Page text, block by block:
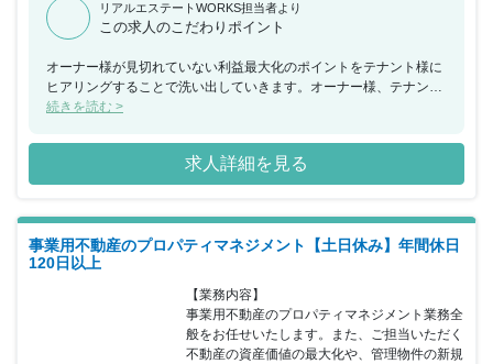
リアルエステートWORKS担当者より
この求人のこだわりポイント
オーナー様が見切れていない利益最大化のポイントをテナント様に
ヒアリングすることで洗い出していきます。オーナー様、テナント
様、両面の信頼関係がなければ本質的な悩みを解決できないため、
め、コミュニケーション能力だけではなく、短い時間の中で的確に
物事をとらえてディスカッションができるかが重要になるでしょ
う。 テナント様の悩みが解決すればテナント様にも喜んで頂けます
でいただけ、感謝される業務でもありますのでやりがいを感じるこ
とができるでしょう。
続きを読む >
求人詳細を見る
事業用不動産のプロパティマネジメント【土日休み】年間休日
120日以上
【業務内容】
事業用不動産のプロパティマネジメント業務全
般をお任せいたします。また、ご担当いただく
不動産の資産価値の最大化や、管理物件の新規